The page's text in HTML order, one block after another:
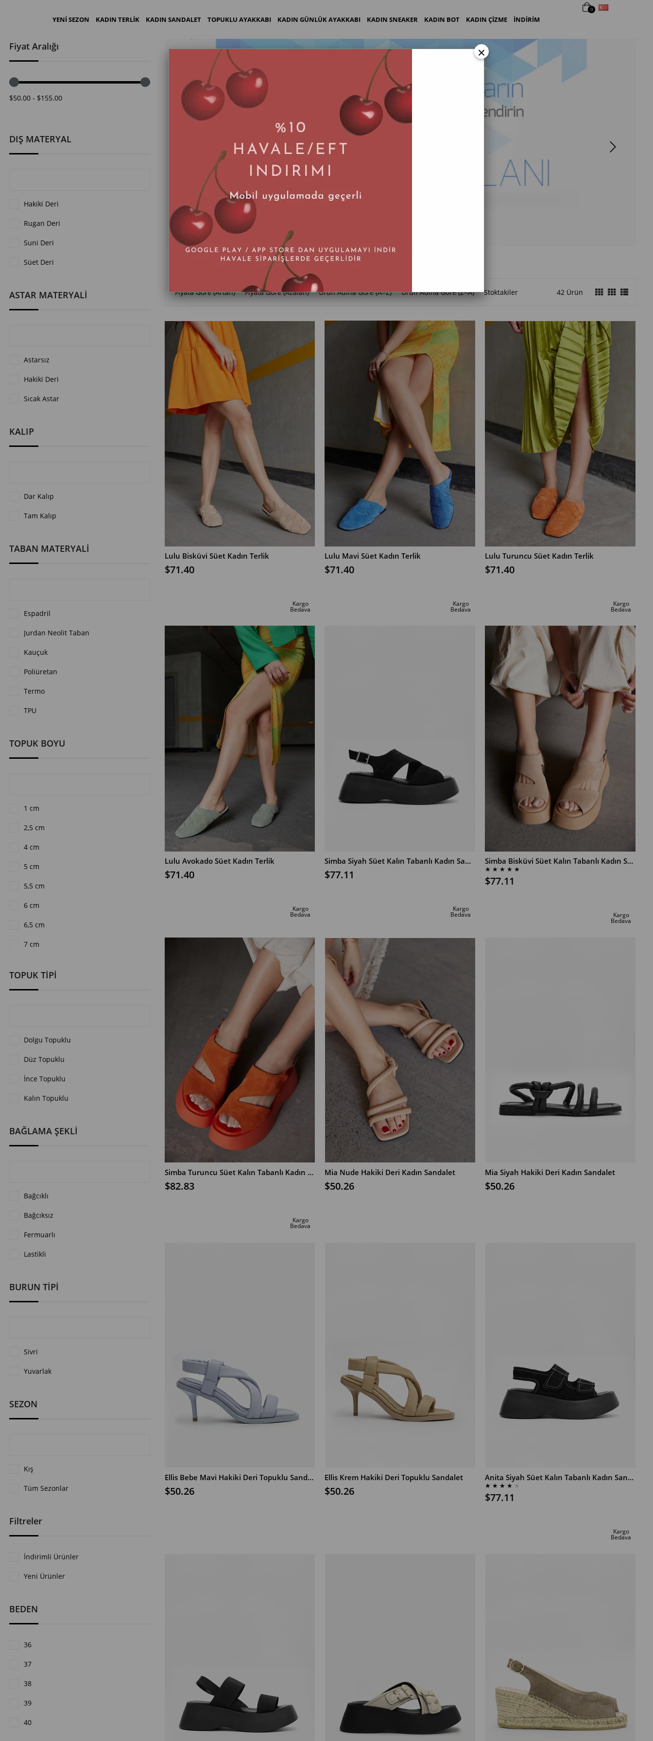
0
YENİ SEZON KADIN TERLİK KADIN SANDALET TOPUKLU AYAKKABI KADIN GÜNLÜK AYAKKABI KADIN SNEAKER KADIN BOT KADIN ÇİZME İNDİRİM
Fiyat Aralığı
$50.00 - $155.00
DIŞ MATERYAL
Hakiki Deri
Rugan Deri
Suni Deri
Süet Deri
ASTAR MATERYALİ
Astarsız
Hakiki Deri
Sıcak Astar
KALIP
Dar Kalıp
Tam Kalıp
TABAN MATERYALİ
Espadril
Jurdan Neolit Taban
Kauçuk
Poliüretan
Termo
TPU
TOPUK BOYU
1 cm
2,5 cm
4 cm
5 cm
5,5 cm
6 cm
6,5 cm
7 cm
TOPUK TİPİ
Dolgu Topuklu
Düz Topuklu
İnce Topuklu
Kalın Topuklu
BAĞLAMA ŞEKLİ
Bağcıklı
Bağcıksız
Fermuarlı
Lastikli
BURUN TİPİ
Sivri
Yuvarlak
SEZON
Kış
Tüm Sezonlar
Filtreler
İndirimli Ürünler
Yeni Ürünler
BEDEN
36
37
38
39
40
078-ROBERTOLENZI
Fiyata Göre (Artan) Fiyata Göre (Azalan) Ürün Adına Göre (A>Z) Ürün Adına Göre (Z<A) Stoktakiler 42 Ürün
Lulu Bisküvi Süet Kadın Terlik
$71.40
Kargo
Bedava
Lulu Mavi Süet Kadın Terlik
$71.40
Kargo
Bedava
Lulu Turuncu Süet Kadın Terlik
$71.40
Kargo
Bedava
Lulu Avokado Süet Kadın Terlik
$71.40
Kargo
Bedava
Simba Siyah Süet Kalın Tabanlı Kadın Sandalet
$77.11
Kargo
Bedava
Simba Bisküvi Süet Kalın Tabanlı Kadın Sandalet
★ ★ ★ ★ ★
$77.11
Kargo
Bedava
Simba Turuncu Süet Kalın Tabanlı Kadın Sandalet
$82.83
Kargo
Bedava
Mia Nude Hakiki Deri Kadın Sandalet
$50.26
Mia Siyah Hakiki Deri Kadın Sandalet
$50.26
Ellis Bebe Mavi Hakiki Deri Topuklu Sandalet
$50.26
Ellis Krem Hakiki Deri Topuklu Sandalet
$50.26
Anita Siyah Süet Kalın Tabanlı Kadın Sandalet
★ ★ ★ ★ ★
$77.11
Kargo
Bedava
×